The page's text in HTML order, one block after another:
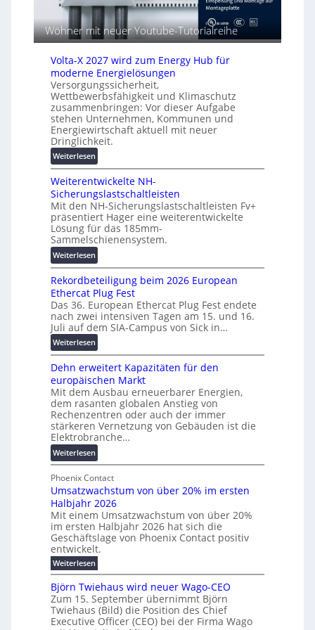
n
s
ö
s
u
n
g
e
n
h
c
-
p
e
r
f
o
r
m
a
t
e
r
R
e
c
h
e
z
e
n
t
r
e
n
c
h
u
t
z
u
n
d
d
i
g
i
t
a
l
e
T
r
a
n
s
p
a
r
e
n
z
Wöhner mit neuer Youtube-Tutorialreihe
Volta-X 2027 wird zum Energy Hub für
moderne Energielösungen
Versorgungssicherheit,
Wettbewerbsfähigkeit und Klimaschutz
zusammenbringen: Vor dieser Aufgabe
stehen Unternehmen, Kommunen und
Energiewirtschaft aktuell mit neuer
Dringlichkeit.
Weiterlesen:
V
o
l
t
a
-
X
2
0
2
7
w
i
r
d
z
u
m
E
n
e
r
g
y
u
b
f
ü
r
m
o
d
e
r
n
e
Weiterentwickelte NH-
Sicherungslastschaltleisten
Mit den NH-Sicherungslastschaltleisten Fv+
präsentiert Hager eine weiterentwickelte
Lösung für das 185mm-
Sammelschienensystem.
Weiterlesen:
W
e
i
t
e
r
e
n
t
w
i
c
k
e
l
t
N
H
-
S
i
c
h
e
r
u
n
g
Rekordbeteiligung beim 2026 European
Ethercat Plug Fest
Das 36. European Ethercat Plug Fest endete
nach zwei intensiven Tagen am 15. und 16.
Juli auf dem SIA-Campus von Sick in…
Weiterlesen:
R
e
k
o
r
d
b
e
t
e
i
l
i
g
u
n
g
b
i
m
2
Dehn erweitert Kapazitäten für den
europäischen Markt
Mit dem Ausbau erneuerbarer Energien,
dem rasanten globalen Anstieg von
Rechenzentren oder auch der immer
stärkeren Vernetzung von Gebäuden ist die
Elektrobranche…
Weiterlesen:
D
e
h
n
e
r
w
e
i
t
e
r
t
Phoenix Contact
Umsatzwachstum von über 20% im ersten
Halbjahr 2026
Mit einem Umsatzwachstum von über 20%
im ersten Halbjahr 2026 hat sich die
Geschäftslage von Phoenix Contact positiv
entwickelt.
Weiterlesen:
U
m
s
a
t
Björn Twiehaus wird neuer Wago-CEO
Zum 15. September übernimmt Björn
Twiehaus (Bild) die Position des Chief
Executive Officer (CEO) bei der Firma Wago